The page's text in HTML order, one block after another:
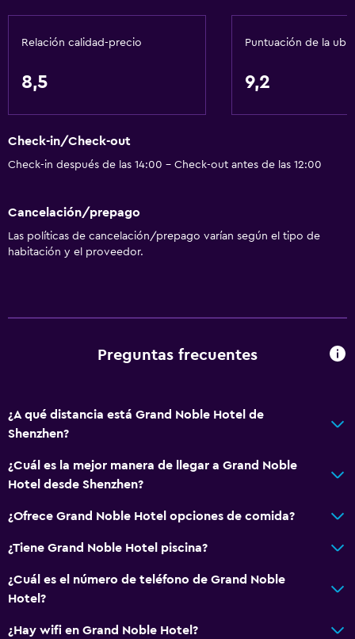
Relación calidad-precio
8,5
Puntuación de la
9,2
Check-in/Check-out
Check-in después de las 14:00 - Check-out antes de las 12:00
Cancelación/prepago
Las políticas de cancelación/prepago varían según el tipo de
habitación y el proveedor.
Preguntas frecuentes
¿A qué distancia está Grand Noble Hotel de
Shenzhen?
¿Cuál es la mejor manera de llegar a Grand Noble
Hotel desde Shenzhen?
¿Ofrece Grand Noble Hotel opciones de comida?
¿Tiene Grand Noble Hotel piscina?
¿Cuál es el número de teléfono de Grand Noble
Hotel?
¿Hay wifi en Grand Noble Hotel?